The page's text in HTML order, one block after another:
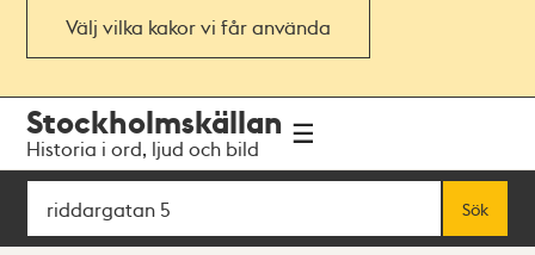
Välj vilka kakor vi får använda
navigationen
huvudinnehållet
Stockholmskällan
Historia i ord, ljud och bild
Sök
Sök